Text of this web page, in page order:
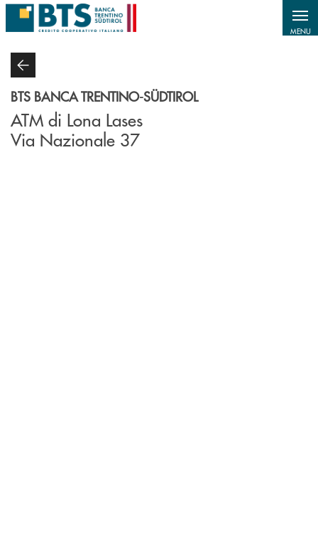
Salta al contenuto principale
MENU
BTS BANCA TRENTINO-SÜDTIROL
ATM di Lona Lases
Via Nazionale 37